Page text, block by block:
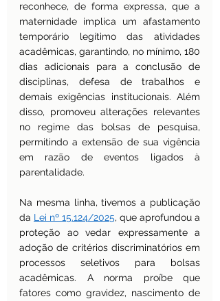
reconhece, de forma expressa, que a
maternidade implica um afastamento
temporário legítimo das atividades
acadêmicas, garantindo, no mínimo, 180
dias adicionais para a conclusão de
disciplinas, defesa de trabalhos e
demais exigências institucionais. Além
disso, promoveu alterações relevantes
no regime das bolsas de pesquisa,
permitindo a extensão de sua vigência
em razão de eventos ligados à
parentalidade.
Na mesma linha, tivemos a publicação
da Lei nº 15.124/2025, que aprofundou a
proteção ao vedar expressamente a
adoção de critérios discriminatórios em
processos seletivos para bolsas
acadêmicas. A norma proíbe que
fatores como gravidez, nascimento de